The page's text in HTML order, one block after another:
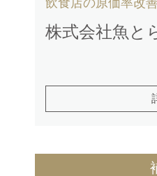
飲食店の原価率改
株式会社魚と